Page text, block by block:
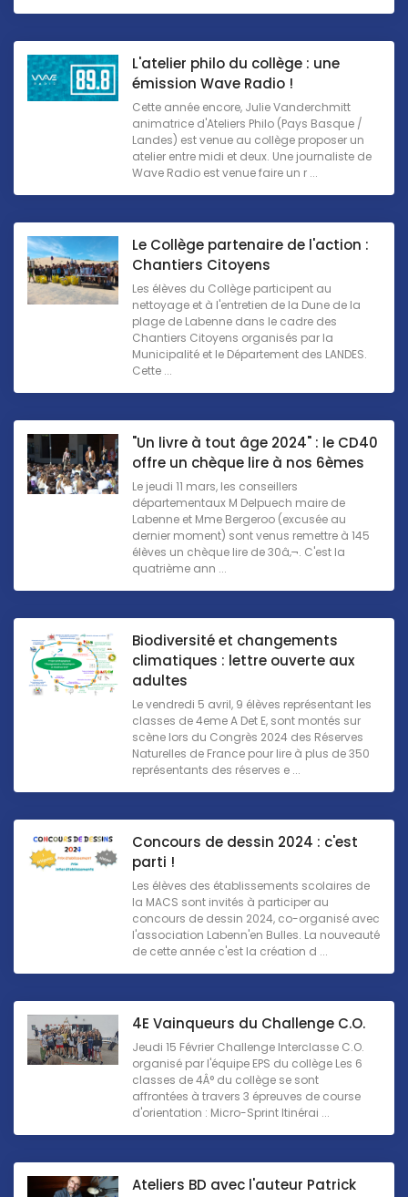
L'atelier philo du collège : une
émission Wave Radio !
Cette année encore, Julie Vanderchmitt
animatrice d'Ateliers Philo (Pays Basque /
Landes) est venue au collège proposer un
atelier entre midi et deux. Une journaliste de
Wave Radio est venue faire un r ...
Le Collège partenaire de l'action :
Chantiers Citoyens
Les élèves du Collège participent au
nettoyage et à l'entretien de la Dune de la
plage de Labenne dans le cadre des
Chantiers Citoyens organisés par la
Municipalité et le Département des LANDES.
Cette ...
"Un livre à tout âge 2024" : le CD40
offre un chèque lire à nos 6èmes
Le jeudi 11 mars, les conseillers
départementaux M Delpuech maire de
Labenne et Mme Bergeroo (excusée au
dernier moment) sont venus remettre à 145
élèves un chèque lire de 30â‚¬. C'est la
quatrième ann ...
Biodiversité et changements
climatiques : lettre ouverte aux
adultes
Le vendredi 5 avril, 9 élèves représentant les
classes de 4eme A Det E, sont montés sur
scène lors du Congrès 2024 des Réserves
Naturelles de France pour lire à plus de 350
représentants des réserves e ...
Concours de dessin 2024 : c'est
parti !
Les élèves des établissements scolaires de
la MACS sont invités à participer au
concours de dessin 2024, co-organisé avec
l'association Labenn'en Bulles. La nouveauté
de cette année c'est la création d ...
4E Vainqueurs du Challenge C.O.
Jeudi 15 Février Challenge Interclasse C.O.
organisé par l'équipe EPS du collège Les 6
classes de 4Â° du collège se sont
affrontées à travers 3 épreuves de course
d'orientation : Micro-Sprint Itinérai ...
Ateliers BD avec l'auteur Patrick